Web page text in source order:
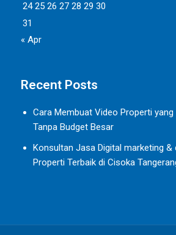
24 25 26 27 28 29 30
31
« Apr
Recent Posts
Cara Membuat Video Properti
Tanpa Budget Besar
Konsultan Jasa Digital marketing &
Properti Terbaik di Cisoka